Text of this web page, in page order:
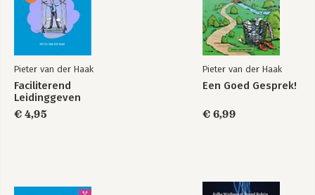
Trainen en
Coachen met
Bekijk alle boeken
verder
Dankwoord
Meer lezen?
Pieter van der Haak
Faciliterend
Leidinggeven
€ 4,95
Pieter van der Haak
Een Goed Gesprek!
€ 6,99